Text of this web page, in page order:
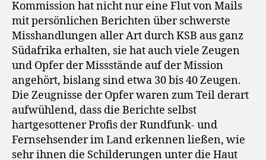
Kommission hat nicht nur eine Flut von Mails
mit persönlichen Berichten über schwerste
Misshandlungen aller Art durch KSB aus ganz
Südafrika erhalten, sie hat auch viele Zeugen
und Opfer der Missstände auf der Mission
angehört, bislang sind etwa 30 bis 40 Zeugen.
Die Zeugnisse der Opfer waren zum Teil derart
aufwühlend, dass die Berichte selbst
hartgesottener Profis der Rundfunk- und
Fernsehsender im Land erkennen ließen, wie
sehr ihnen die Schilderungen unter die Haut